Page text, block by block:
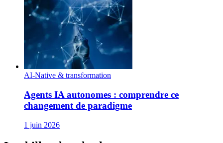
AI-Native & transformation
Agents IA autonomes : comprendre ce
changement de paradigme
1 juin 2026